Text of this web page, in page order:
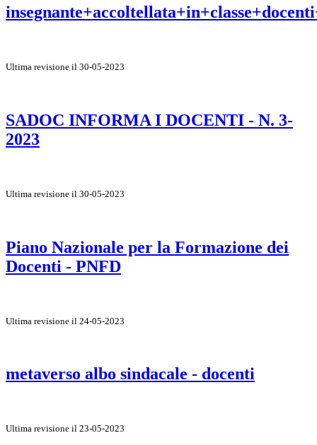
Ultima revisione il 30-05-2023
SADOC INFORMA I DOCENTI - N. 3-
2023
Ultima revisione il 30-05-2023
Piano Nazionale per la Formazione dei
Docenti - PNFD
Ultima revisione il 24-05-2023
metaverso albo sindacale - docenti
Ultima revisione il 23-05-2023